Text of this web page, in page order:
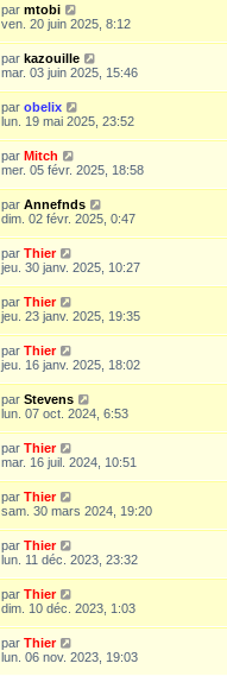
par mtobi
ven. 20 juin 2025, 8:12
par kazouille
mar. 03 juin 2025, 15:46
par obelix
lun. 19 mai 2025, 23:52
par Mitch
mer. 05 févr. 2025, 18:58
par Annefnds
dim. 02 févr. 2025, 0:47
par Thier
jeu. 30 janv. 2025, 10:27
par Thier
jeu. 23 janv. 2025, 19:35
par Thier
jeu. 16 janv. 2025, 18:02
par Stevens
lun. 07 oct. 2024, 6:53
par Thier
mar. 16 juil. 2024, 10:51
par Thier
sam. 30 mars 2024, 19:20
par Thier
lun. 11 déc. 2023, 23:32
par Thier
dim. 10 déc. 2023, 1:03
par Thier
lun. 06 nov. 2023, 19:03